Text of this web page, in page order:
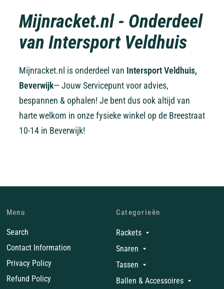
Mijnracket.nl - Onderdeel
van Intersport Veldhuis
Mijnracket.nl is onderdeel van Intersport Veldhuis,
Beverwijk— Jouw Servicepunt voor advies,
bespannen & ophalen! Je bent dus ook altijd van
harte welkom in onze fysieke winkel op de Breestraat
10-14 in Beverwijk!
Menu
Search
Contact Information
Privacy Policy
Refund Policy
Categorieën
Rackets
Snaren
Tassen
Ballen & Accessoires